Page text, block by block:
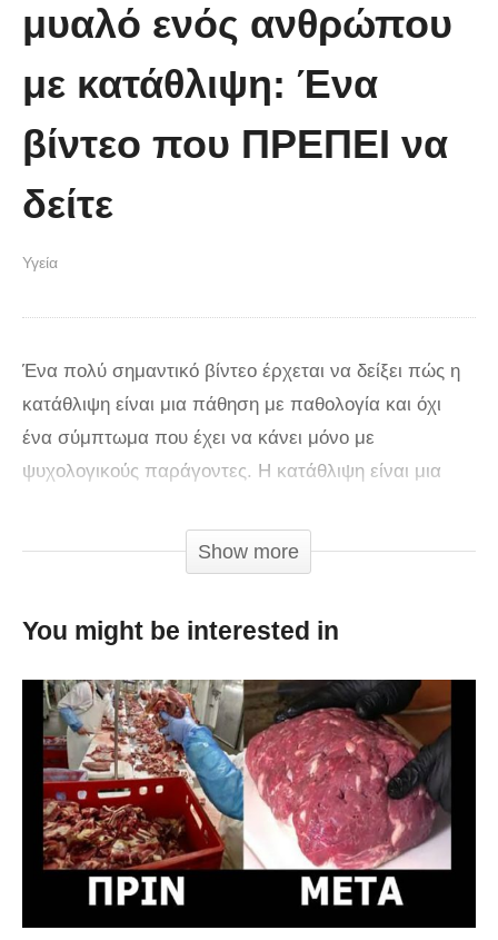
Μουρουνέλαιο: Τι προσφέρει και
καταπολεμηθούν
μυαλό ενός ανθρώπου
με κατάθλιψη: Ένα
βίντεο που ΠΡΕΠΕΙ να
δείτε
Υγεία
Ένα πολύ σημαντικό βίντεο έρχεται να δείξει πώς η
κατάθλιψη είναι μια πάθηση με παθολογία και όχι
ένα σύμπτωμα που έχει να κάνει μόνο με
ψυχολογικούς παράγοντες. H κατάθλιψη είναι μια
άτομο υποφέρει πραγματικά, αλλά ταυτόχρονα
επηρεάζεται σημαντικά και το περιβάλλον του. Αν
το παρακάτω βίντεο θα σας φανεί εξαιρετικά
“subtitles” (στην κάτω σειρά του βίντεο) και από εκεί
την επιλογή “Greek”. Θα μπορέσετε έτσι να
παρακολουθήσετε το βίντεο με Ελληνικούς
υπότιτλους. Το βίντεο δημιουργήθηκε από την
εταιρίαAsapScience .
Show more
You might be interested in